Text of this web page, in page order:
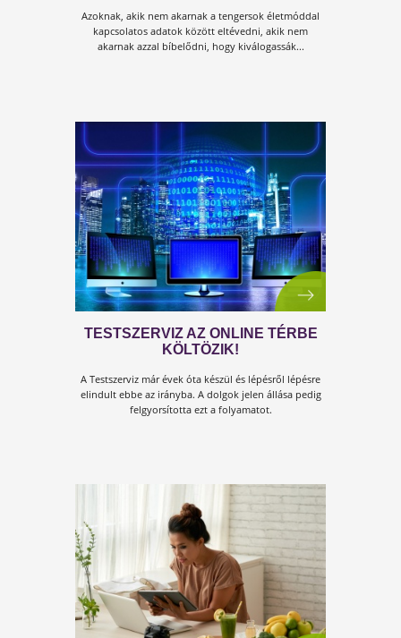
BEMUTATJUK A KULCS A
Kricsfalvi Péter belgyógyász, reumatológus szakorvos,
egészségügyi menedzser. Közel 50 éve gyógyít, volt
kórházi osztályvezető főorvos, magánklinika igazgató.
EGY ÖRÖKZÖLD TÉMA –
A mai ember élete csupa stressz. Mindennapos
küzdelem a túlélésért, a munkánkért, konfliktusok a
családban, az életben...lehet ezzel valamit kezdeni?